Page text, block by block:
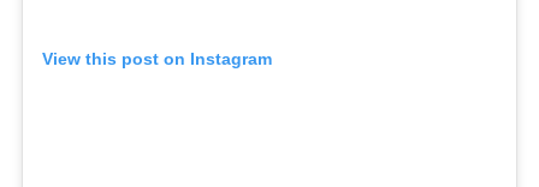
View this post on Instagram